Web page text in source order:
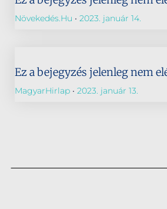
Növekedés.hu 2023. január 14.
Ez a bejegyzés jelenleg nem
MagyarHirlap 2023. január 13.